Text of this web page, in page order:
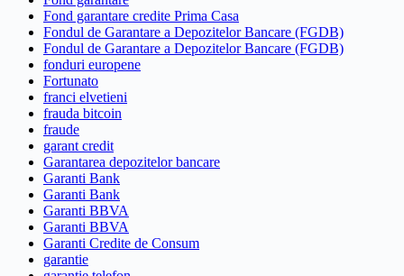
Fond garantare credite Prima Casa
Fondul de Garantare a Depozitelor Bancare (FGDB)
Fondul de Garantare a Depozitelor Bancare (FGDB)
fonduri europene
Fortunato
franci elvetieni
frauda bitcoin
fraude
garant credit
Garantarea depozitelor bancare
Garanti Bank
Garanti Bank
Garanti BBVA
Garanti BBVA
Garanti Credite de Consum
garantie